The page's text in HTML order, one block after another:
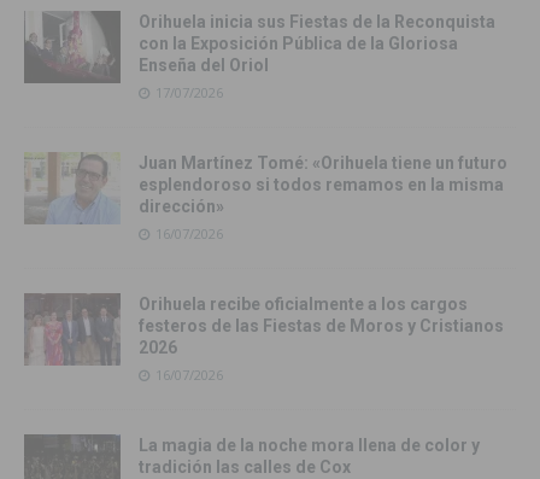
Orihuela inicia sus Fiestas de la Reconquista
con la Exposición Pública de la Gloriosa
Enseña del Oriol
17/07/2026
Juan Martínez Tomé: «Orihuela tiene un futuro
esplendoroso si todos remamos en la misma
dirección»
16/07/2026
Orihuela recibe oficialmente a los cargos
festeros de las Fiestas de Moros y Cristianos
2026
16/07/2026
La magia de la noche mora llena de color y
tradición las calles de Cox